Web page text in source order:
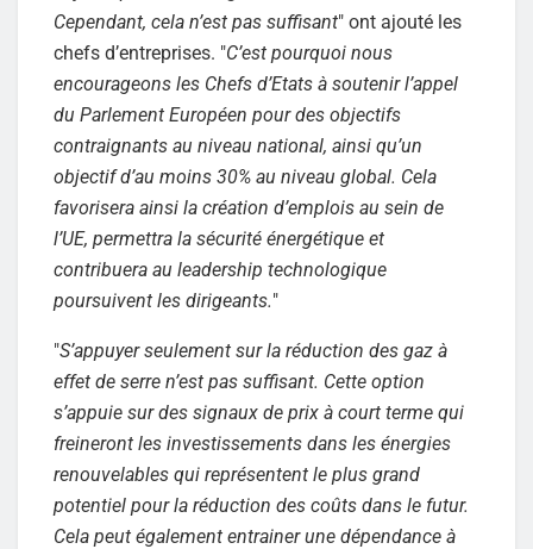
Cependant, cela n’est pas suffisant" ont ajouté les
chefs d’entreprises. "C’est pourquoi nous
encourageons les Chefs d’Etats à soutenir l’appel
du Parlement Européen pour des objectifs
contraignants au niveau national, ainsi qu’un
objectif d’au moins 30% au niveau global. Cela
favorisera ainsi la création d’emplois au sein de
l’UE, permettra la sécurité énergétique et
contribuera au leadership technologique
poursuivent les dirigeants."
"S’appuyer seulement sur la réduction des gaz à
effet de serre n’est pas suffisant. Cette option
s’appuie sur des signaux de prix à court terme qui
freineront les investissements dans les énergies
renouvelables qui représentent le plus grand
potentiel pour la réduction des coûts dans le futur.
Cela peut également entrainer une dépendance à